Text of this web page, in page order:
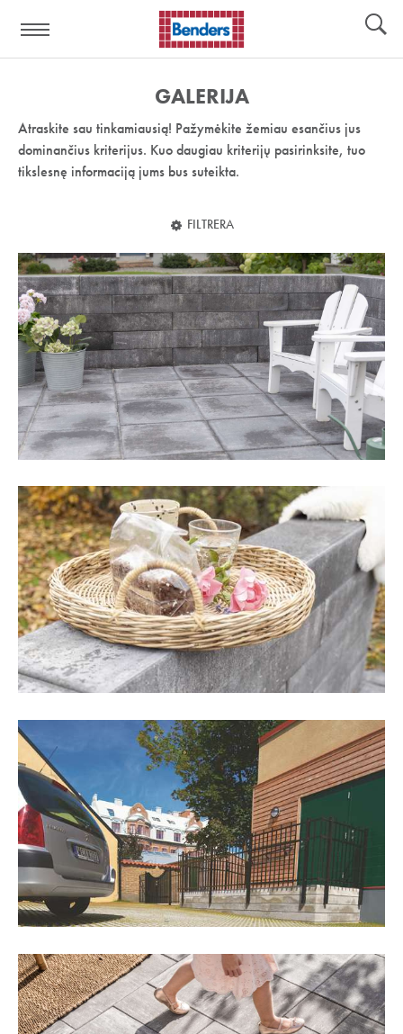
nuoroda:
GALERIJA
Atraskite sau tinkamiausią! Pažymėkite žemiau esančius jus
dominančius kriterijus. Kuo daugiau kriterijų pasirinksite, tuo
tikslesnę informaciją jums bus suteikta.
FILTRERA